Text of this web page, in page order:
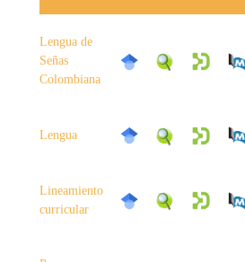
Lengua de
Señas
Colombiana
Lengua
Lineamiento
curricular